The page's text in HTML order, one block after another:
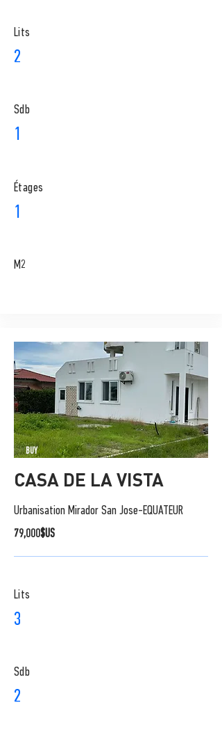
Lits
2
Sdb
1
​Étages
1
M2
BUY
CASA DE LA VISTA
Urbanisation Mirador San Jose-EQUATEUR
79,000$US
Lits
3
Sdb
2